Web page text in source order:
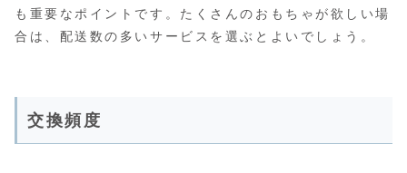
も重要なポイントです。たくさんのおもちゃが欲しい場
合は、配送数の多いサービスを選ぶとよいでしょう。
交換頻度